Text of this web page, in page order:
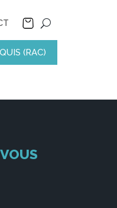
(RAC)